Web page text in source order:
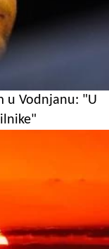
u Vodnjanu: "U